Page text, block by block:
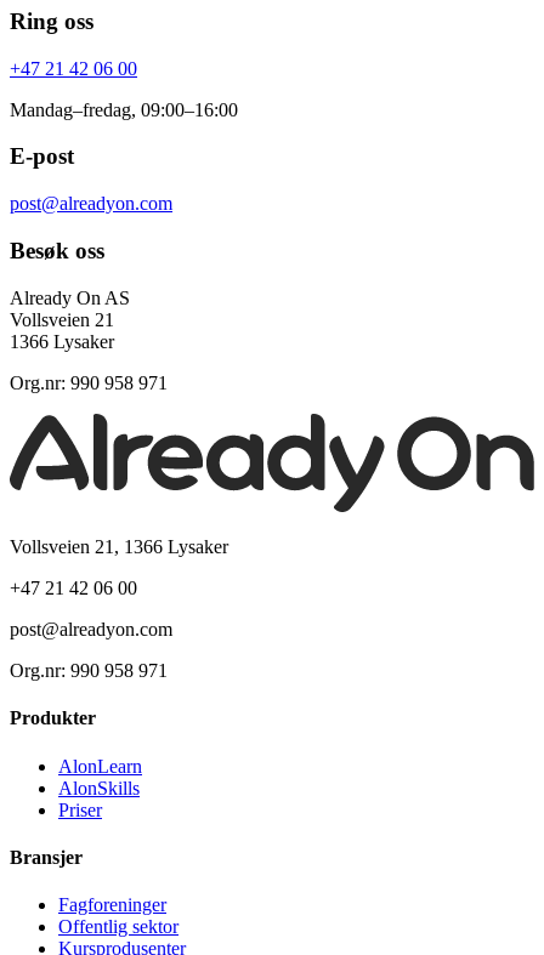
Ring oss
+47 21 42 06 00
Mandag–fredag, 09:00–16:00
E-post
post@alreadyon.com
Besøk oss
Already On AS
Vollsveien 21
1366 Lysaker
Org.nr: 990 958 971
Vollsveien 21, 1366 Lysaker
+47 21 42 06 00
post@alreadyon.com
Org.nr: 990 958 971
Produkter
AlonLearn
AlonSkills
Priser
Bransjer
Fagforeninger
Offentlig sektor
Kursprodusenter